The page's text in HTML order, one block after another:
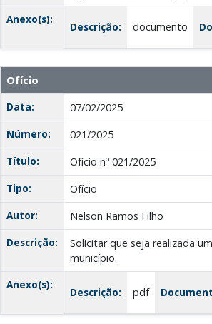
Anexo(s):
Descrição: documento
Ofício
Data:
07/02/2025
Número:
021/2025
Título:
Ofício nº 021/2025
Tipo:
Ofício
Autor:
Nelson Ramos Filho
Descrição:
Solicitar que seja realizada
município.
Anexo(s):
Descrição: pdf